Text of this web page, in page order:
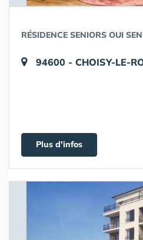
RÉSIDENCE SENIORS OUI
94600 - CHOISY-LE-
Plus d'infos